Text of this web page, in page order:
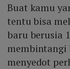
Buat kamu
tentu bisa
baru berusia
membintangi
menyedot